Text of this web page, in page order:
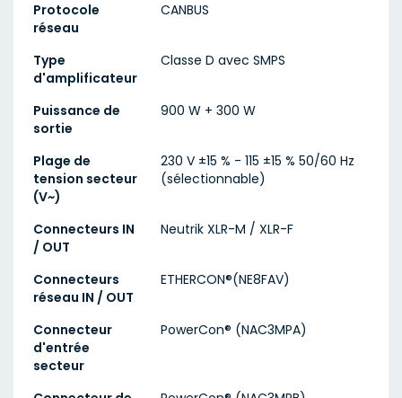
Protocole
réseau
CANBUS
Type
d'amplificateur
Classe D avec SMPS
Puissance de
sortie
900 W + 300 W
Plage de
tension secteur
(V~)
230 V ±15 % - 115 ±15 % 50/60 Hz
(sélectionnable)
Connecteurs IN
/ OUT
Neutrik XLR-M / XLR-F
Connecteurs
réseau IN / OUT
ETHERCON®(NE8FAV)
Connecteur
d'entrée
secteur
PowerCon® (NAC3MPA)